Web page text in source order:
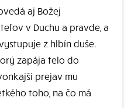
aj Božej
v Duchu a pravde, a
z hlbín duše.
zapája telo do
prejav mu
toho, na čo má